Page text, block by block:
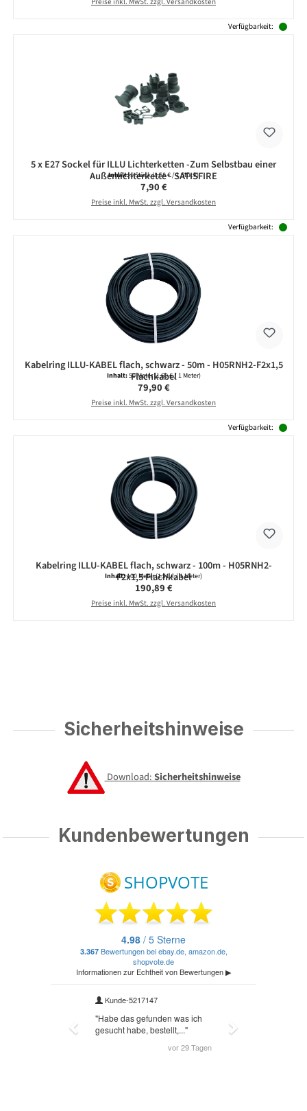
Verfügbarkeit:
5 x E27 Sockel für ILLU Lichterketten -Zum Selbstbau einer
Außenlichterkette - SATISFIRE
Inhalt:5 Stück(1,58 € / 1 Stück)
Regulärer Preis:
7,90 €
Preise inkl. MwSt. zzgl. Versandkosten
Verfügbarkeit:
Kabelring ILLU-KABEL flach, schwarz - 50m - H05RNH2-F2x1,5
Flachkabel
Inhalt:50 Meter(1,60 € / 1 Meter)
Regulärer Preis:
79,90 €
Preise inkl. MwSt. zzgl. Versandkosten
Verfügbarkeit:
Kabelring ILLU-KABEL flach, schwarz - 100m - H05RNH2-
F2x1,5 Flachkabel
Inhalt:100 Meter(1,91 € / 1 Meter)
Regulärer Preis:
190,89 €
Preise inkl. MwSt. zzgl. Versandkosten
Sicherheitshinweise
Download:Sicherheitshinweise
Kundenbewertungen